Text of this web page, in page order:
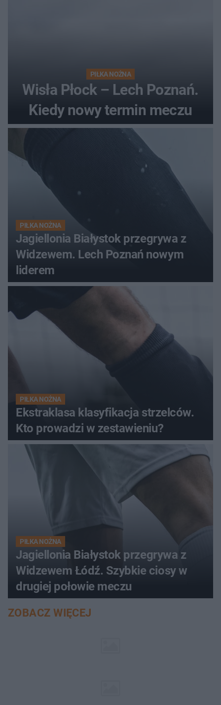
PIŁKA NOŻNA
Wisła Płock – Lech Poznań.
Kiedy nowy termin meczu
PIŁKA NOŻNA
Jagiellonia Białystok przegrywa z
Widzewem. Lech Poznań nowym
liderem
PIŁKA NOŻNA
Ekstraklasa klasyfikacja strzelców.
Kto prowadzi w zestawieniu?
PIŁKA NOŻNA
Jagiellonia Białystok przegrywa z
Widzewem Łódź. Szybkie ciosy w
drugiej połowie meczu
ZOBACZ WIĘCEJ